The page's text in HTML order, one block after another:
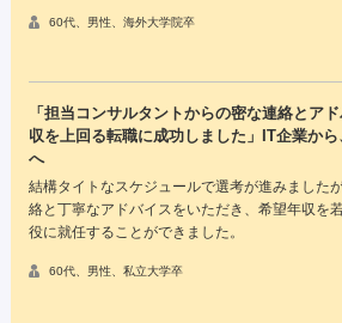
60代、男性、海外大学院卒
「担当コンサルタントからの密な連絡とア
収を上回る転職に成功しました」IT企業か
へ
結構タイトなスケジュールで選考が進みました
絡と丁寧なアドバイスをいただき、希望年収を
役に就任することができました。
60代、男性、私立大学卒